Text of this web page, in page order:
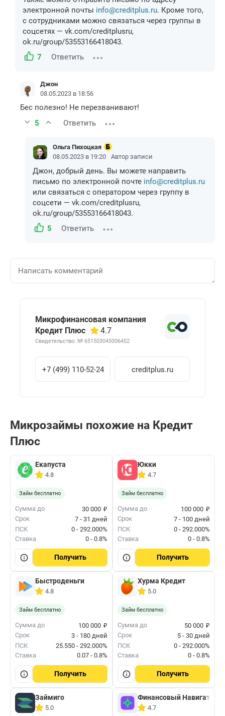
электронной почты info@creditplus.ru. Кроме того,
с сотрудниками можно связаться через группы в
соцсетях — vk.com/creditplusru,
ok.ru/group/53553166418043.
7
Ответить
Джон
08.05.2023 в 18:56
Бес полезно! Не перезванивают!
5
Ответить
Ольга Пихоцкая
08.05.2023 в 19:20
Автор записи
Джон, добрый день. Вы можете направить
письмо по электронной почте info@creditplus.ru
или связаться с оператором через группу в
соцсети — vk.com/creditplusru,
ok.ru/group/53553166418043.
5
Ответить
Микрофинансовая компания
Кредит Плюс
4.7
Свидетельство: № 651503045006452
+7 (499) 110-52-24 creditplus.ru
Микрозаймы похожие на Кредит
Плюс
Екапуста
4.8
Займ бесплатно
Сумма до 30 000 ₽
Срок
7 - 31 дней
ПСК
0 - 292.000%
Ставка
0 - 0.8%
Получить
Юкки
4.7
Займ бесплатно
Сумма до 100 000 ₽
Срок
7 - 100 дней
ПСК
0 - 292.000%
Ставка
0 - 0.8%
Получить
Быстроденьги
4.8
Займ бесплатно
Сумма до 100 000 ₽
Срок
3 - 180 дней
ПСК
25.550 - 292.000%
Ставка
0.07 - 0.8%
Получить
Хурма Кредит
5.0
Займ бесплатно
Сумма до 50 000 ₽
Срок
5 - 30 дней
ПСК
0 - 292.000%
Ставка
0 - 0.8%
Получить
Займиго
5.0
Финансовый Навигатор
4.7